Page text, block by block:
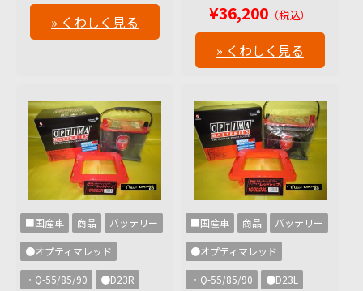
» くわしく見る ¥36,200 （税込）
» くわしく見る
■国産車 商品 バッテリー
●オプティマレッド
・Q-55/85/90 ●D23R
■国産車 商品 バッテリー
●オプティマレッド
・Q-55/85/90 ●D23L